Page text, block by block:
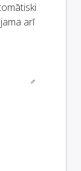
arī